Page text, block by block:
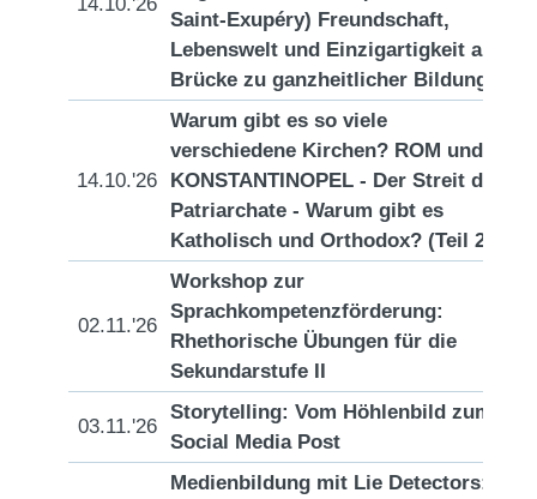
Saint-Exupéry) Freundschaft,
Lebenswelt und Einzigartigkeit als
Brücke zu ganzheitlicher Bildung
14.10.'26
Warum gibt es so viele
verschiedene Kirchen? ROM und
KONSTANTINOPEL - Der Streit der
Patriarchate - Warum gibt es
Katholisch und Orthodox? (Teil 2)
02.11.'26
Workshop zur
Sprachkompetenzförderung:
Rhethorische Übungen für die
Sekundarstufe II
03.11.'26
Storytelling: Vom Höhlenbild zum
Social Media Post
Medienbildung mit Lie Detectors: